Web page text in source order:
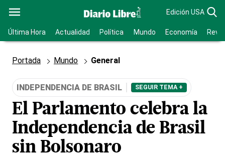
Edición USA
Última Hora Actualidad Política Mundo Economía
Portada Mundo General
INDEPENDENCIA DE BRASIL SEGUIR TEMA +
El Parlamento celebra la
Independencia de Brasil
sin Bolsonaro